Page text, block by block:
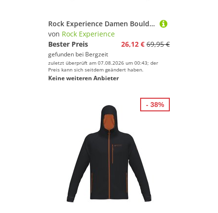
Rock Experience Damen Boulder Stone Crew Neck Pullover
von Rock Experience
Bester Preis
26,12 € 69,95 €
gefunden bei Bergzeit
zuletzt überprüft am 07.08.2026 um 00:43; der
Preis kann sich seitdem geändert haben.
Keine weiteren Anbieter
- 38%